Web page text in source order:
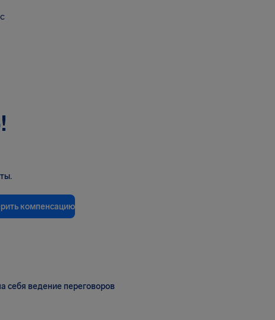
компенсацию
себя ведение переговоров